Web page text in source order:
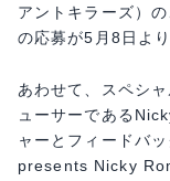
アントキラーズ）
の応募が5月8日より
あわせて、スペシ
ューサーである
ャーとフィードバ
presents Nicky